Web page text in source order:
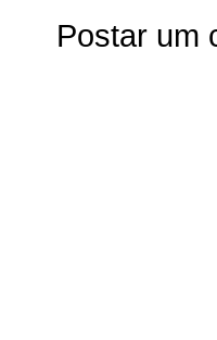
Postar um